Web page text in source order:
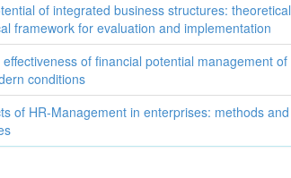
of integrated business structures: theoretical
framework for evaluation and implementation
of financial potential management of
conditions
of HR-Management in enterprises: methods and